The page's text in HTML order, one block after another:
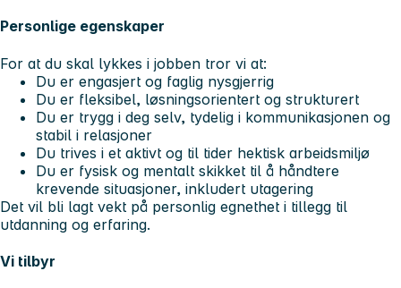
Personlige egenskaper
For at du skal lykkes i jobben tror vi at:
Du er engasjert og faglig nysgjerrig
Du er fleksibel, løsningsorientert og strukturert
Du er trygg i deg selv, tydelig i kommunikasjonen og
stabil i relasjoner
Du trives i et aktivt og til tider hektisk arbeidsmiljø
Du er fysisk og mentalt skikket til å håndtere
krevende situasjoner, inkludert utagering
Det vil bli lagt vekt på personlig egnethet i tillegg til
utdanning og erfaring.
Vi tilbyr